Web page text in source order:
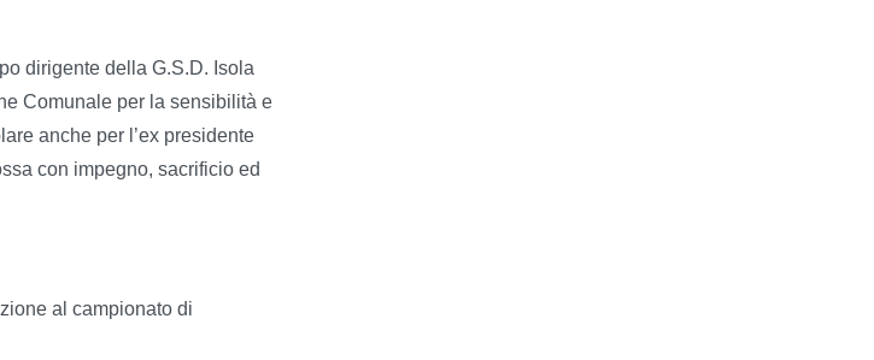
dirigente della G.S.D. Isola
Comunale per la sensibilità e
anche per l’ex presidente
con impegno, sacrificio ed
al campionato di